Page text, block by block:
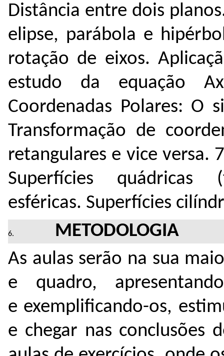
Distância entre dois
elipse, parábola e
rotação de eixos.
estudo da equação
Coordenadas Polares: O
Transformação de
retangulares e vice versa.
Superfícies quádricas
esféricas. Superfícies
METODOLOGIA
As aulas serão na sua
e quadro,
e exemplificando-os,
e chegar nas conclusões